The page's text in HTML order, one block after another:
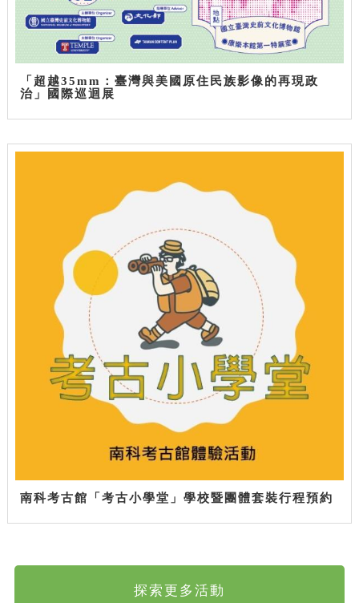
「超越35mm：臺灣與美國原住民族影像的再現政
治」國際巡迴展
南科考古館「考古小學堂」學校暨團體套裝行程預約
探索更多活動